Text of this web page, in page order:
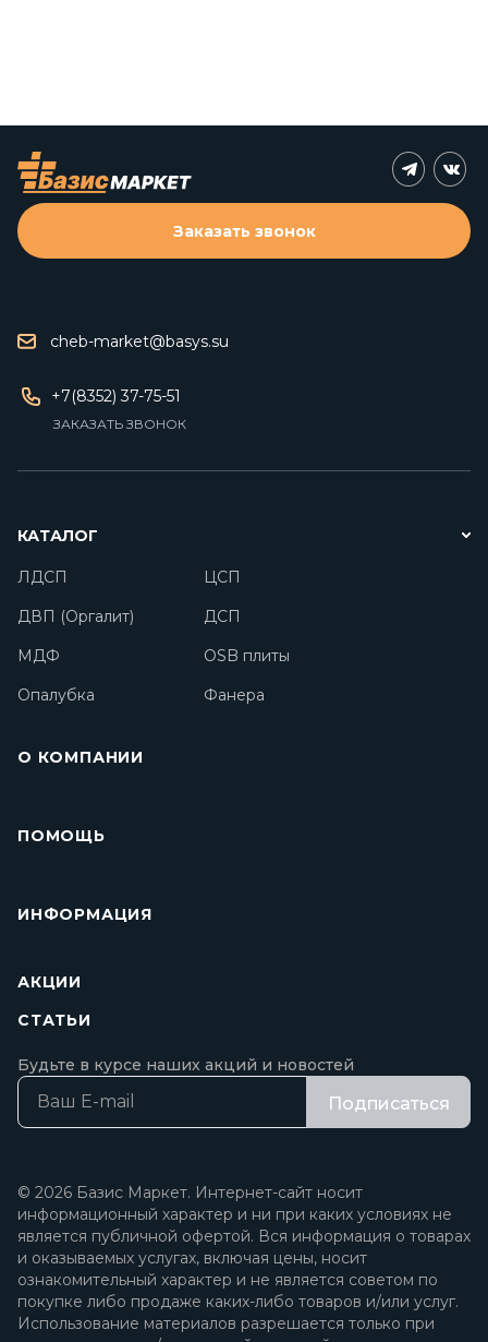
cheb-market@basys.su
+7(8352) 37-75-51
ЗАКАЗАТЬ ЗВОНОК
Заказать звонок
КАТАЛОГ
ЛДСП
ЦСП
ДВП (Оргалит)
ДСП
МДФ
OSB плиты
Опалубка
Фанера
О КОМПАНИИ
ПОМОЩЬ
ИНФОРМАЦИЯ
АКЦИИ
СТАТЬИ
Будьте в курсе наших акций и новостей
Подписаться
© 2026 Базис Маркет. Интернет-сайт носит
информационный характер и ни при каких условиях не
является публичной офертой. Вся информация о товарах
и оказываемых услугах, включая цены, носит
ознакомительный характер и не является советом по
покупке либо продаже каких-либо товаров и/или услуг.
Использование материалов разрешается только при